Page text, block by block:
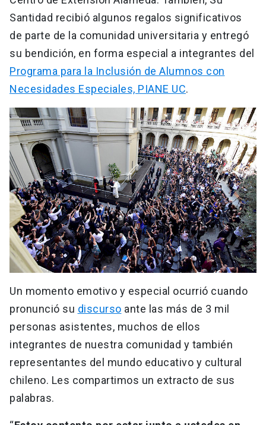
Santidad recibió algunos regalos significativos
de parte de la comunidad universitaria y entregó
su bendición, en forma especial a integrantes del
Programa para la Inclusión de Alumnos con
Necesidades Especiales, PIANE UC.
Un momento emotivo y especial ocurrió cuando
pronunció su discurso ante las más de 3 mil
personas asistentes, muchos de ellos
integrantes de nuestra comunidad y también
representantes del mundo educativo y cultural
chileno. Les compartimos un extracto de sus
palabras.